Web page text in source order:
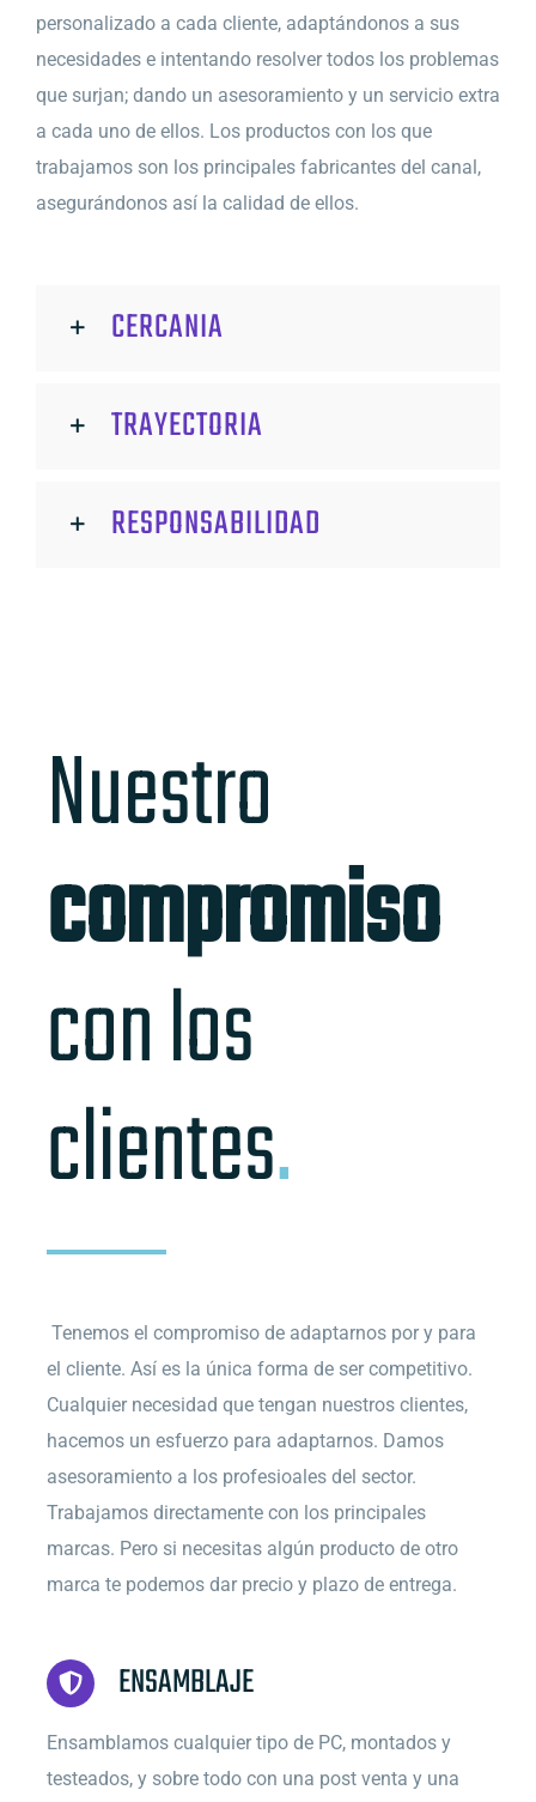
personalizado a cada cliente, adaptándonos a sus
necesidades e intentando resolver todos los problemas
que surjan; dando un asesoramiento y un servicio extra
a cada uno de ellos. Los productos con los que
trabajamos son los principales fabricantes del canal,
asegurándonos así la calidad de ellos.
CERCANIA
TRAYECTORIA
RESPONSABILIDAD
Nuestro
compromiso
con los
clientes.
Tenemos el compromiso de adaptarnos por y para
el cliente. Así es la única forma de ser competitivo.
Cualquier necesidad que tengan nuestros clientes,
hacemos un esfuerzo para adaptarnos. Damos
asesoramiento a los profesioales del sector.
Trabajamos directamente con los principales
marcas. Pero si necesitas algún producto de otro
marca te podemos dar precio y plazo de entrega.
ENSAMBLAJE
Ensamblamos cualquier tipo de PC, montados y
testeados, y sobre todo con una post venta y una